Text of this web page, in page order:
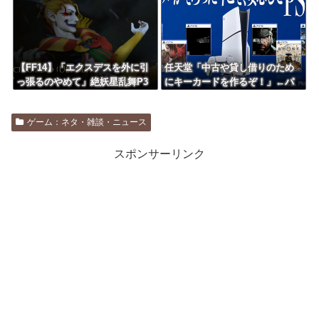
【FF14】「エクスデスを外に引
っ張るのやめて」絶妖星乱舞P3
任天堂「中古や貸し借りのため
にキーカードを作るぞ！」←パ
ゲーム：ネタ・雑談・ニュース
スポンサーリンク